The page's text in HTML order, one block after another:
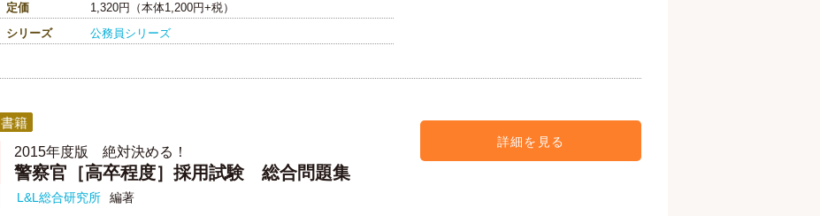
定価
1,320円（本体1,200円+税）
シリーズ
公務員シリーズ
書籍
2015年度版 絶対決める！
警察官［高卒程度］採用試験 総合問題集
L&L総合研究所 編著
詳細を見る